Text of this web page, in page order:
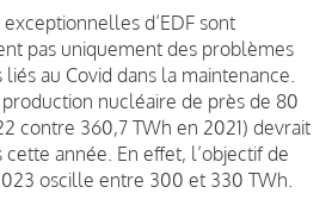
d’EDF sont
pas uniquement des problèmes
au Covid dans la maintenance.
nucléaire de près de 80
contre 360,7 TWh en 2021) devrait
année. En effet, l’objectif de
oscille entre 300 et 330 TWh.